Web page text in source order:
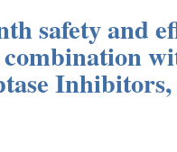
safety and